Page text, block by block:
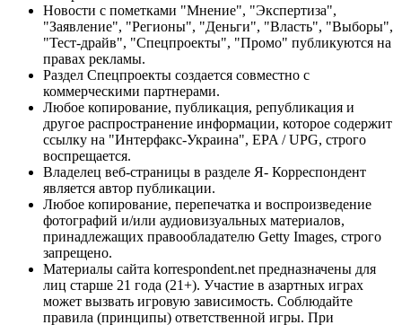
Новости с пометками "Мнение", "Экспертиза",
"Заявление", "Регионы", "Деньги", "Власть", "Выборы",
"Тест-драйв", "Спецпроекты", "Промо" публикуются на
правах рекламы.
Раздел Спецпроекты создается совместно с
коммерческими партнерами.
Любое копирование, публикация, републикация и
другое распространение информации, которое содержит
ссылку на "Интерфакс-Украина", EPA / UPG, строго
воспрещается.
Владелец веб-страницы в разделе Я- Корреспондент
является автор публикации.
Любое копирование, перепечатка и воспроизведение
фотографий и/или аудиовизуальных материалов,
принадлежащих правообладателю Getty Images, строго
запрещено.
Материалы сайта korrespondent.net предназначены для
лиц старше 21 года (21+). Участие в азартных играх
может вызвать игровую зависимость. Соблюдайте
правила (принципы) ответственной игры. При